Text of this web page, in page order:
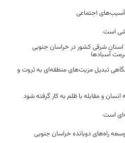
آسیب‌های اجتماعی
است
استان شرقی کشور در خراسان جنوبی
آسبادها
تبدیل مزیت‌های منطقه‌ای به ثروت و
و مقابله با ظلم به کار گرفته شود
است